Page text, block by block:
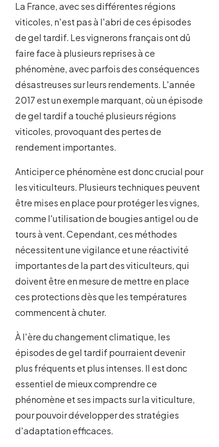
La France, avec ses différentes régions
viticoles, n'est pas à l'abri de ces épisodes
de gel tardif. Les vignerons français ont dû
faire face à plusieurs reprises à ce
phénomène, avec parfois des conséquences
désastreuses sur leurs rendements. L'année
2017 est un exemple marquant, où un épisode
de gel tardif a touché plusieurs régions
viticoles, provoquant des pertes de
rendement importantes.
Anticiper ce phénomène est donc crucial pour
les viticulteurs. Plusieurs techniques peuvent
être mises en place pour protéger les vignes,
comme l'utilisation de bougies antigel ou de
tours à vent. Cependant, ces méthodes
nécessitent une vigilance et une réactivité
importantes de la part des viticulteurs, qui
doivent être en mesure de mettre en place
ces protections dès que les températures
commencent à chuter.
À l'ère du changement climatique, les
épisodes de gel tardif pourraient devenir
plus fréquents et plus intenses. Il est donc
essentiel de mieux comprendre ce
phénomène et ses impacts sur la viticulture,
pour pouvoir développer des stratégies
d'adaptation efficaces.